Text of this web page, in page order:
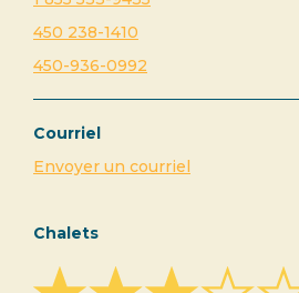
450 238-1410
450-936-0992
Courriel
Envoyer un courriel
Chalets